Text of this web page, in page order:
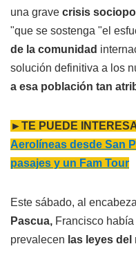
una grave crisis
"que se sostenga "el
de la comunidad
solución definitiva a los
a esa población tan
►TE PUEDE
Aerolíneas desde San
pasajes y un Fam Tour
Este sábado, al
Pascua, Francisco
prevalecen las leyes